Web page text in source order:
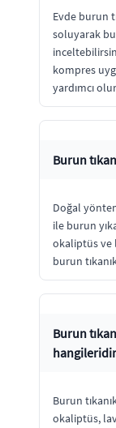
Evde burun
soluyarak
kompres
yardımcı
Burun
Doğal
ile burun
okaliptüs ve
burun
Burun
Burun
okaliptüs,